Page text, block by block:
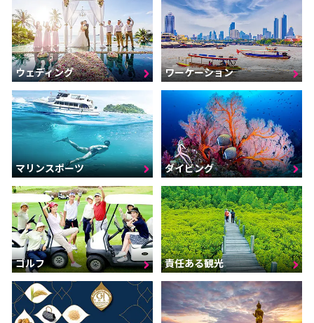
ウェディング ワーケーション
マリンスポーツ ダイビング
ゴルフ 責任ある観光